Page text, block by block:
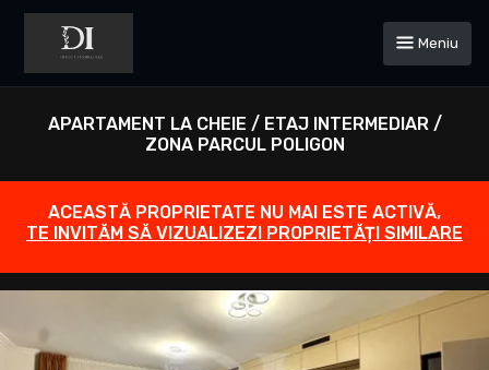
Meniu
APARTAMENT LA CHEIE / ETAJ INTERMEDIAR /
ZONA PARCUL POLIGON
ACEASTĂ PROPRIETATE NU MAI ESTE ACTIVĂ,
TE INVITĂM SĂ VIZUALIZEZI PROPRIETĂȚI SIMILARE